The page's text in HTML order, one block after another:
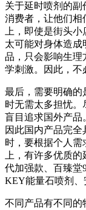
关于延时喷剂的
消费者，让他们相
上，即使是街头小
太可能对身体造
品，只会影响生理
学刺激。因此，不
最后，需要明确的
时无需太多担忧
盲目追求国外产品
因此国内产品完全
时，要根据个人需
上，有许多优质的
代加强款、百臻堂
KEY能量石喷剂、
不同产品有不同的